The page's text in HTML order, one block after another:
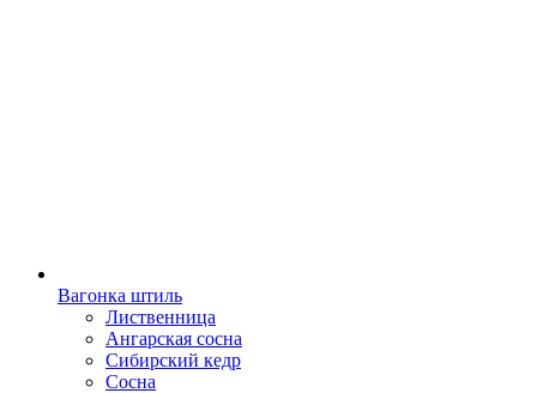
Вагонка штиль
Лиственница
Ангарская сосна
Сибирский кедр
Сосна